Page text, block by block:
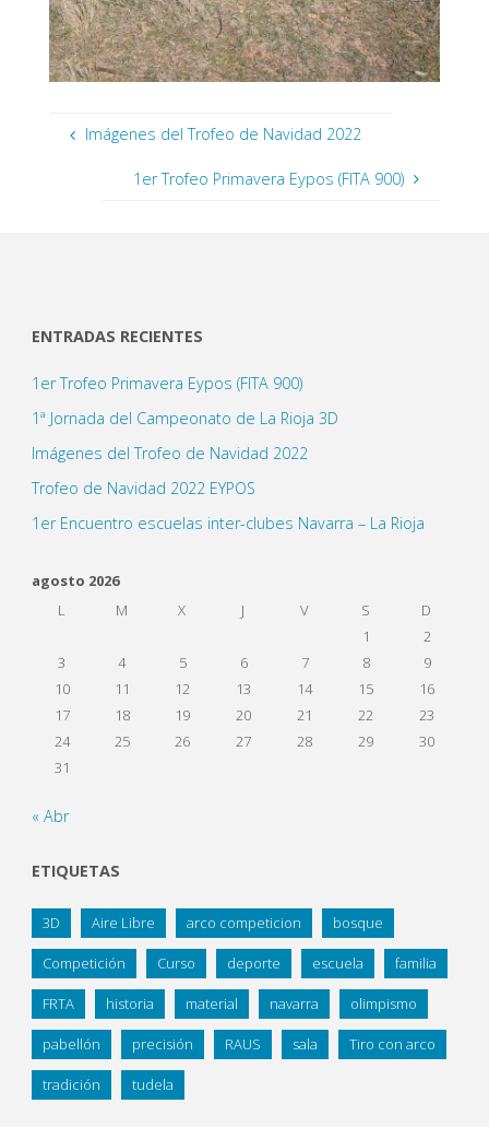
Imágenes del Trofeo de Navidad 2022
1er Trofeo Primavera Eypos (FITA 900)
ENTRADAS RECIENTES
1er Trofeo Primavera Eypos (FITA 900)
1ª Jornada del Campeonato de La Rioja 3D
Imágenes del Trofeo de Navidad 2022
Trofeo de Navidad 2022 EYPOS
1er Encuentro escuelas inter-clubes Navarra – La Rioja
agosto 2026
L
M X J V S
D
1
2
3
4 5 6 7 8
9
10
11 12 13 14 15
16
17
18 19 20 21 22
23
24
25 26 27 28 29
30
31
« Abr
ETIQUETAS
3D Aire Libre arco competicion bosque
Competición Curso deporte escuela familia
FRTA historia material navarra olimpismo
pabellón precisión RAUS sala Tiro con arco
tradición tudela